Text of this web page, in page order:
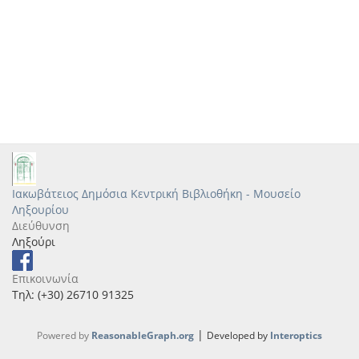
Ιακωβάτειος Δημόσια Κεντρική Βιβλιοθήκη - Μουσείο
Ληξουρίου
Διεύθυνση
Ληξούρι
Επικοινωνία
Τηλ: (+30) 26710 91325
Powered by ReasonableGraph.org | Developed by Interoptics